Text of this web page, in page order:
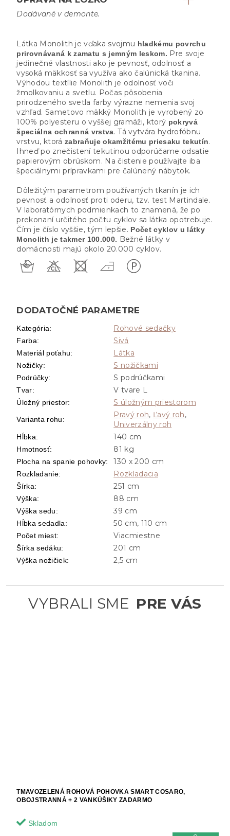
TMAVOZELENÁ ROHOVÁ POHOVKA SMART COSARO,
OBOJSTRANNÁ + 2 VANKÚŠIKY ZADARMO
Skladom
Dodávané v demonte.
Látka Monolith je vďaka svojmu hladkému povrchu
prirovnávaná k zamatu s jemným leskom. Pre svoje
jedinečné vlastnosti ako je pevnosť, odolnosť a
vysoká mäkkosť sa využíva ako čalúnická tkanina.
Výhodou textílie Monolith je odolnosť voči
žmolkovaniu a svetlu. Počas pôsobenia
prirodzeného svetla farby výrazne nemenia svoj
vzhľad. Sametovo mäkký Monolith je vyrobený zo
100% polyesteru o vyššej gramáži, ktorý pokryvá
špeciálna ochranná vrstva. Tá vytvára hydrofóbnu
vrstvu, ktorá zabraňuje okamžitému priesaku tekutín.
Ihneď po znečistení tekutinou odporúčame odsatie
papierovým obrúskom. Na čistenie používajte iba
špeciálnymi prípravkami pre čalúnený nábytok.
Dôležitým parametrom používaných tkanín je ich
pevnosť a odolnosť proti oderu, tzv. test Martindale.
V laboratórnych podmienkach to znamená, že po
prekonaní určitého počtu cyklov sa látka opotrebuje.
Čím je číslo vyššie, tým lepšie. Počet cyklov u látky
Monolith je takmer 100.000. Bežné látky v
domácnosti majú okolo 20.000 cyklov.
DODATOČNÉ PARAMETRE
Kategória: Rohové sedačky
Farba: Sivá
Materiál poťahu: Látka
Nožičky: S nožičkami
Podrúčky: S podrúčkami
Tvar: V tvare L
Úložný priestor: S úložným priestorom
Varianta rohu: Pravý roh, Ľavý roh,
Univerzálny roh
Hĺbka: 140 cm
Hmotnosť: 81 kg
Plocha na spanie pohovky: 130 x 200 cm
Rozkladanie: Rozkladacia
Šírka: 251 cm
Výška: 88 cm
Výška sedu: 39 cm
Hĺbka sedadla: 50 cm, 110 cm
Počet miest: Viacmiestne
Šírka sedáku: 201 cm
Výška nožičiek: 2,5 cm